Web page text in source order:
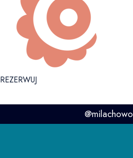
REZERWUJ
@milachowo